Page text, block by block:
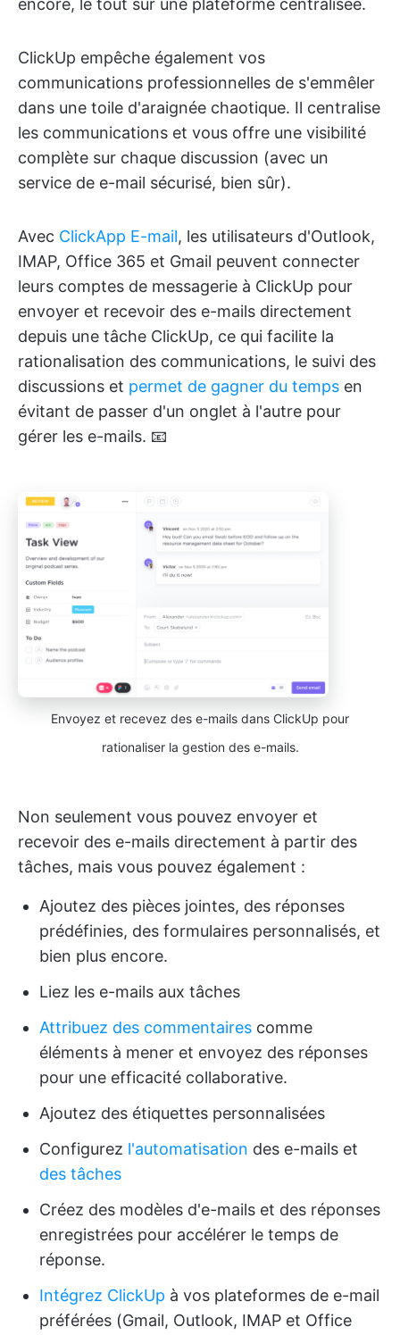
encore, le tout sur une plateforme centralisée.
ClickUp empêche également vos
communications professionnelles de s'emmêler
dans une toile d'araignée chaotique. Il centralise
les communications et vous offre une visibilité
complète sur chaque discussion (avec un
service de e-mail sécurisé, bien sûr).
Avec ClickApp E-mail, les utilisateurs d'Outlook,
IMAP, Office 365 et Gmail peuvent connecter
leurs comptes de messagerie à ClickUp pour
envoyer et recevoir des e-mails directement
depuis une tâche ClickUp, ce qui facilite la
rationalisation des communications, le suivi des
discussions et permet de gagner du temps en
évitant de passer d'un onglet à l'autre pour
gérer les e-mails. 📧
Envoyez et recevez des e-mails dans ClickUp pour
rationaliser la gestion des e-mails.
Non seulement vous pouvez envoyer et
recevoir des e-mails directement à partir des
tâches, mais vous pouvez également :
Ajoutez des pièces jointes, des réponses
prédéfinies, des formulaires personnalisés, et
bien plus encore.
Liez les e-mails aux tâches
Attribuez des commentaires comme
éléments à mener et envoyez des réponses
pour une efficacité collaborative.
Ajoutez des étiquettes personnalisées
Configurez l'automatisation des e-mails et
des tâches
Créez des modèles d'e-mails et des réponses
enregistrées pour accélérer le temps de
réponse.
Intégrez ClickUp à vos plateformes de e-mail
préférées (Gmail, Outlook, IMAP et Office